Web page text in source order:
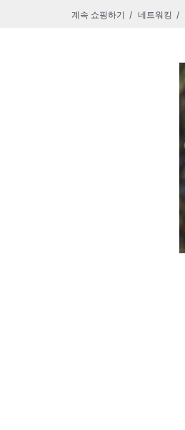
계속 쇼핑하기 네트워킹